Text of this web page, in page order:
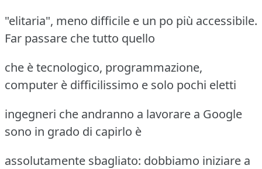
"elitaria", meno difficile e un po più accessibile.
Far passare che tutto quello
che è tecnologico, programmazione,
computer è difficilissimo e solo pochi eletti
ingegneri che andranno a lavorare a Google
sono in grado di capirlo è
assolutamente sbagliato: dobbiamo iniziare a